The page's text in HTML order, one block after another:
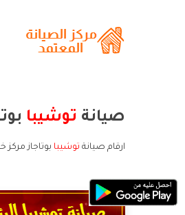
صيانة توشيبا
ارقام صيانة توشيبا بوتاجاز